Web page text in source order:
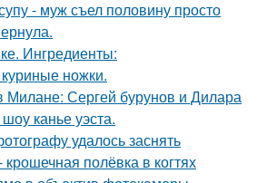
- муж съел половину просто
Ингредиенты:
ножки.
Милане: Сергей бурунов и Дилара
канье уэста.
удалось заснять
полёвка в когтях